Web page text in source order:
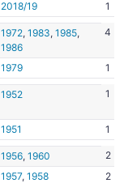
2018/19 1
1972, 1983, 1985,
1986
4
1979 1
1952 1
1951 1
1956, 1960
2
1957, 1958 2